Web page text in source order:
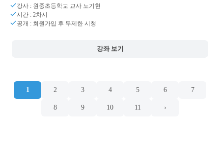
강사 : 원중초등학교 교사 노기현
시간 : 2차시
공개 : 회원가입 후 무제한 시청
강좌 보기
1 2 3 4 5 6 7
8 9 10 11 ›